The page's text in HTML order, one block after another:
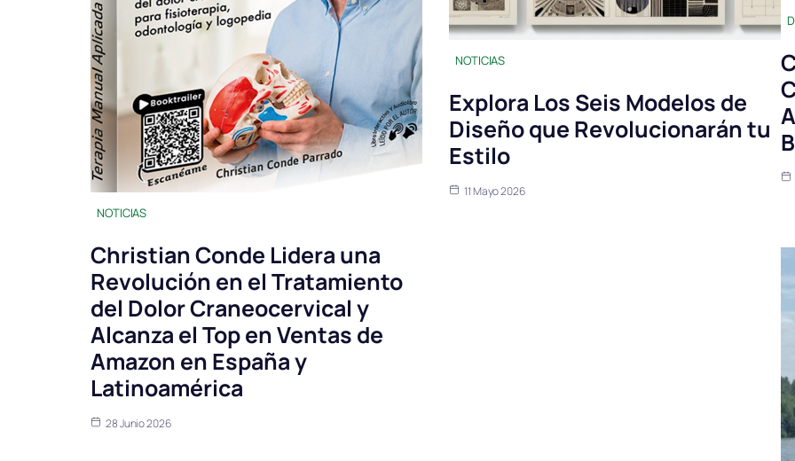
NOTICIAS
Christian Conde Lidera una
Revolución en el Tratamiento
del Dolor Craneocervical y
Alcanza el Top en Ventas de
Amazon en España y
Latinoamérica
28 Junio 2026
NOTICIAS
Explora Los Seis Modelos de
Diseño que Revolucionarán tu
Estilo
11 Mayo 2026